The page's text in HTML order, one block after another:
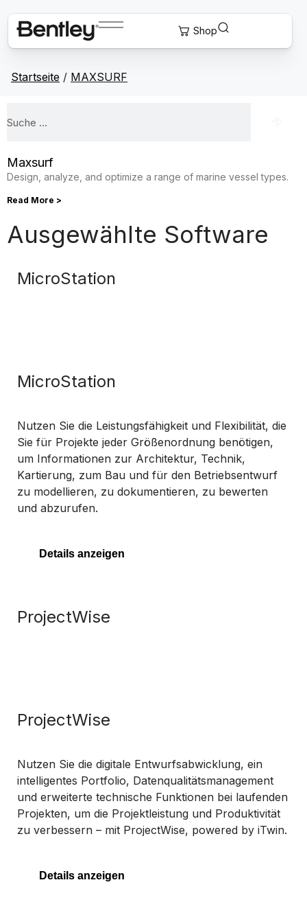
Startseite / MAXSURF
Maxsurf
Design, analyze, and optimize a range of marine vessel types.
Read More >
Ausgewählte Software
MicroStation
MicroStation
Nutzen Sie die Leistungsfähigkeit und Flexibilität, die
Sie für Projekte jeder Größenordnung benötigen,
um Informationen zur Architektur, Technik,
Kartierung, zum Bau und für den Betriebsentwurf
zu modellieren, zu dokumentieren, zu bewerten
und abzurufen.
Details anzeigen
ProjectWise
ProjectWise
Nutzen Sie die digitale Entwurfsabwicklung, ein
intelligentes Portfolio, Datenqualitätsmanagement
und erweiterte technische Funktionen bei laufenden
Projekten, um die Projektleistung und Produktivität
zu verbessern – mit ProjectWise, powered by iTwin.
Details anzeigen